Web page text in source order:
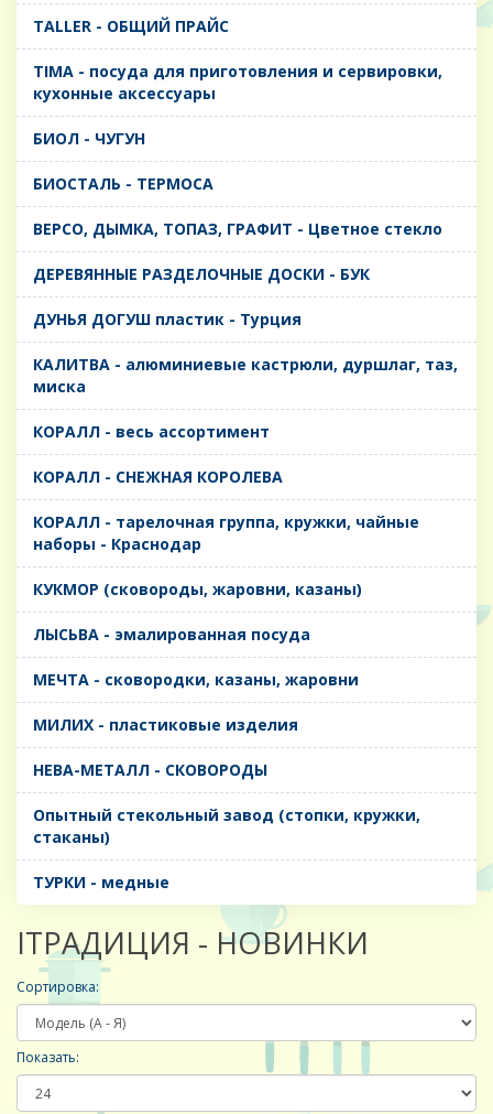
TALLER - ОБЩИЙ ПРАЙС
TIMA - посуда для приготовления и сервировки,
кухонные аксессуары
БИОЛ - ЧУГУН
БИОСТАЛЬ - ТЕРМОСА
ВЕРСО, ДЫМКА, ТОПАЗ, ГРАФИТ - Цветное стекло
ДЕРЕВЯННЫЕ РАЗДЕЛОЧНЫЕ ДОСКИ - БУК
ДУНЬЯ ДОГУШ пластик - Турция
КАЛИТВА - алюминиевые кастрюли, дуршлаг, таз,
миска
КОРАЛЛ - весь ассортимент
КОРАЛЛ - СНЕЖНАЯ КОРОЛЕВА
КОРАЛЛ - тарелочная группа, кружки, чайные
наборы - Краснодар
КУКМОР (сковороды, жаровни, казаны)
ЛЫСЬВА - эмалированная посуда
МЕЧТА - сковородки, казаны, жаровни
МИЛИХ - пластиковые изделия
НЕВА-МЕТАЛЛ - СКОВОРОДЫ
Опытный стекольный завод (стопки, кружки,
стаканы)
ТУРКИ - медные
IТРАДИЦИЯ - НОВИНКИ
Сортировка:
Показать: